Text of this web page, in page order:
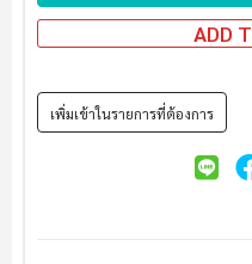
ADD
เพิ่มเข้าในรายการที่ต้องการ